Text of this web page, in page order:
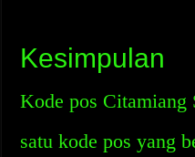
Kesimpulan
Kode pos Citamiang
satu kode pos yang